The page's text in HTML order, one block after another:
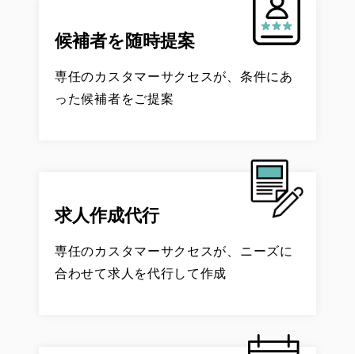
候補者を随時提案
専任のカスタマーサクセスが、 条件にあ
った候補者をご提案
求人作成代行
専任のカスタマーサクセスが、 ニーズに
合わせて求人を代行して作成